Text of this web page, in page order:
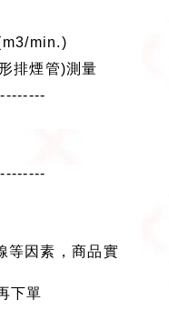
min.)
排煙管)測量
等因素，商品實
下單